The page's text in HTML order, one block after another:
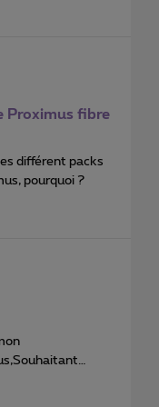
Donc si ça
ce jour toujours
Proximus fibre
différent packs
pourquoi ?
sur le